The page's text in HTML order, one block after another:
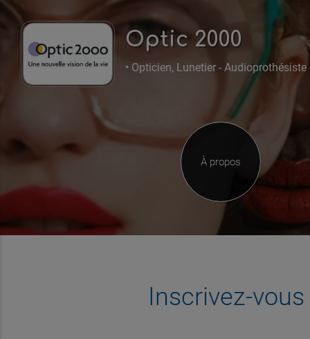
Optic 2000
• Opticien, Lunetier - Audioprothésiste
À propos
Inscrivez-vous